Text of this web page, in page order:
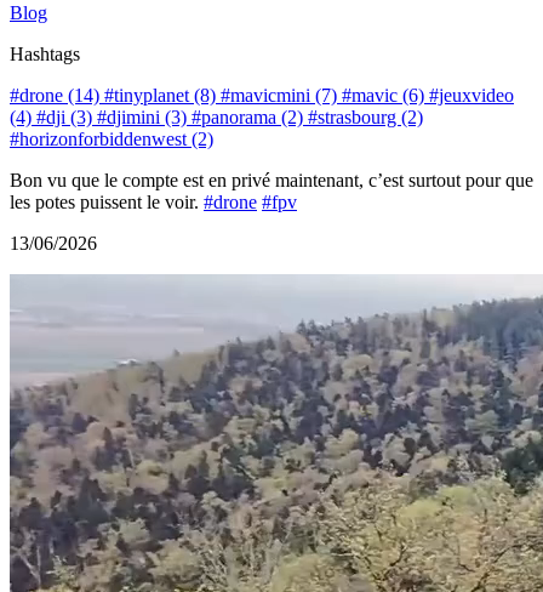
Blog
Hashtags
#drone (14) #tinyplanet (8) #mavicmini (7) #mavic (6) #jeuxvideo
(4) #dji (3) #djimini (3) #panorama (2) #strasbourg (2)
#horizonforbiddenwest (2)
Bon vu que le compte est en privé maintenant, c’est surtout pour que
les potes puissent le voir. #drone #fpv
13/06/2026